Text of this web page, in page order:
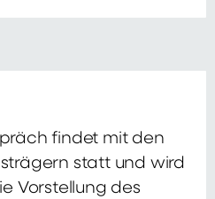
findet mit den
statt und wird
Vorstellung des